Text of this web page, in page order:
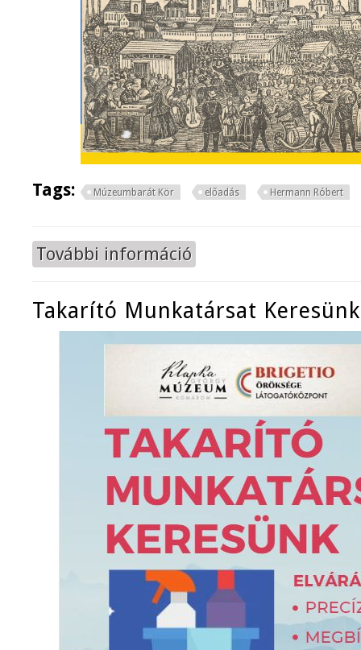
Tags: Múzeumbarát Kör előadás Hermann Róbert
További információ
Takarító Munkatársat Keresünk